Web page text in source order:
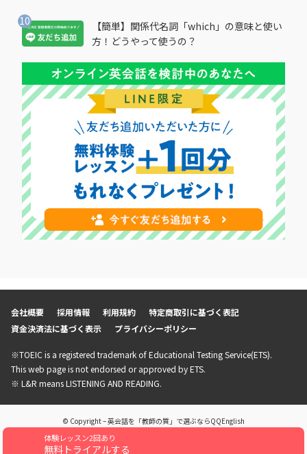
体験レッスン2回あり
無料トライアルする
【簡単】関係代名詞「which」の意味と使い
方！どうやって使うの？
会社概要 採用情報 利用規約
特定商取引に基づく表記
資金決済法に基づく表示
プライバシーポリシー
※TOEIC is a registered trademark of Educational Testing Service(ETS).
This web page is not endorsed or approved by ETS.
※ L&R means LISTENING AND READING.
© Copyright – 英会話を「教師の質」で選ぶならQQEnglish